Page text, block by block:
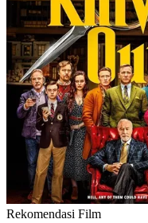
Rekomendasi Film